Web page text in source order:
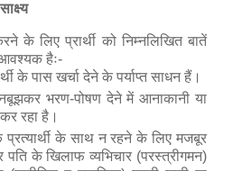
(शारीरिक व मानसिक) दूसरी शादी या
कर खर्चा प्राप्त करने का अधिकार
खर्चा चलाने के लिए कोई साधन उपलब्ध न
स्वयं व्यभिचारणी का जीवन बिता रही है। या
उचित कारण के पति के साथ रहने से मना